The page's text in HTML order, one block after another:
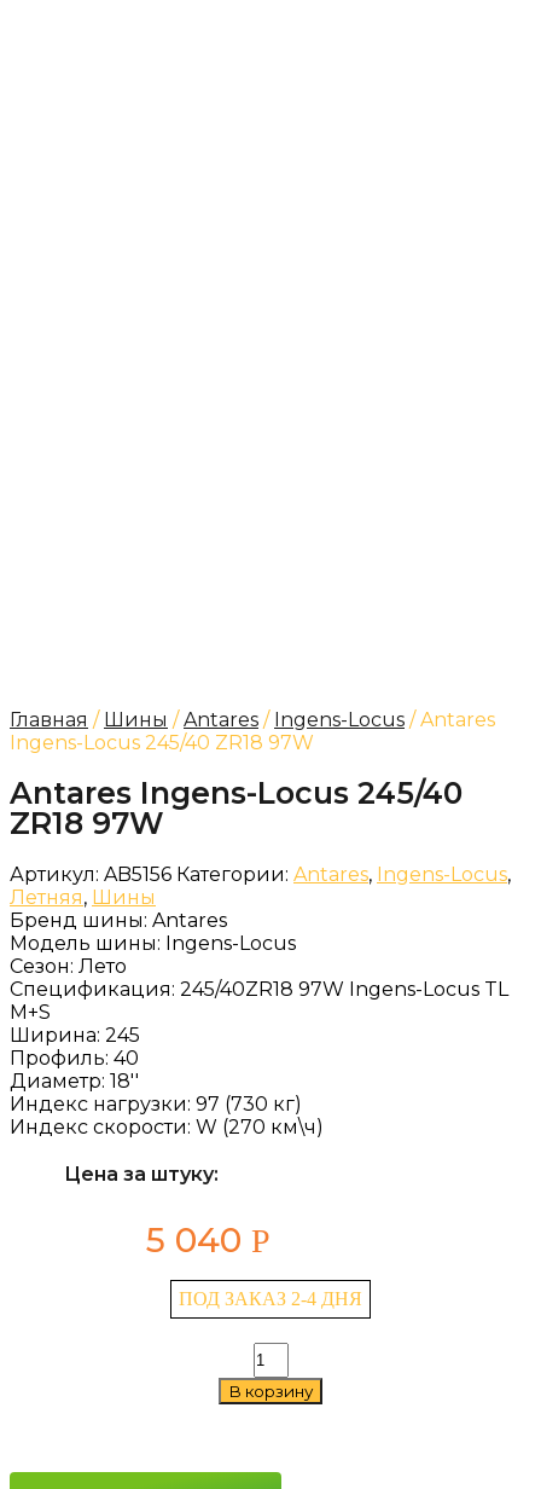
Главная / Шины /Antares / Ingens-Locus / Antares
Ingens-Locus 245/40 ZR18 97W
Antares Ingens-Locus 245/40
ZR18 97W
Артикул: AB5156 Категории: Antares, Ingens-Locus,
Летняя, Шины
Бренд шины: Antares
Модель шины: Ingens-Locus
Сезон: Лето
Спецификация: 245/40ZR18 97W Ingens-Locus TL
M+S
Ширина: 245
Профиль: 40
Диаметр: 18''
Индекс нагрузки: 97 (730 кг)
Индекс скорости: W (270 км\ч)
Цена за штуку:
5 040 Р
ПОД ЗАКАЗ 2-4 ДНЯ
Количество
товара
Antares
ZR18
В корзину